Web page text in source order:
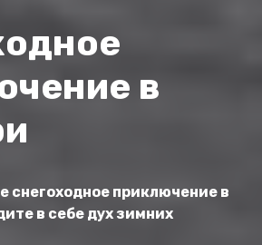
в
снегоходное приключение в
в себе дух зимних